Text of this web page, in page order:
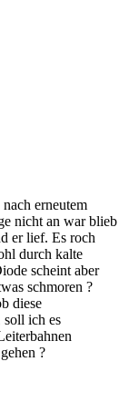
erneutem
nicht an war blieb
er lief. Es roch
durch kalte
scheint aber
schmoren ?
diese
ich es
?